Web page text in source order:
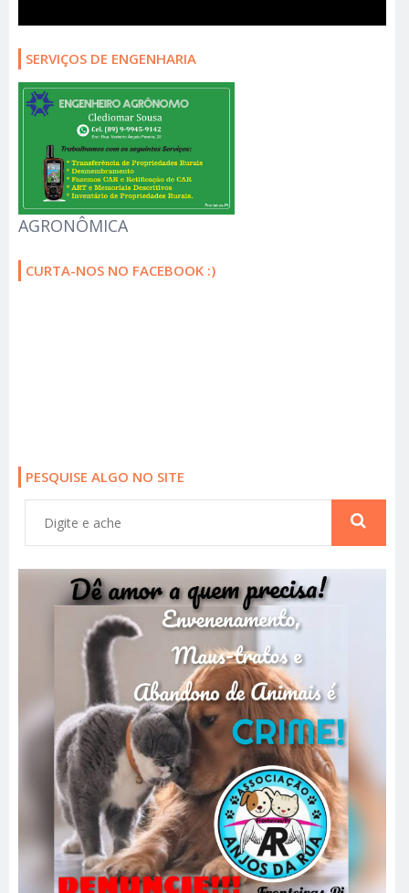
SERVIÇOS DE ENGENHARIA
AGRONÔMICA
CURTA-NOS NO FACEBOOK :)
PESQUISE ALGO NO SITE